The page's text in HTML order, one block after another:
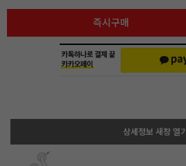
즉시구매
상세정보 새창 열기